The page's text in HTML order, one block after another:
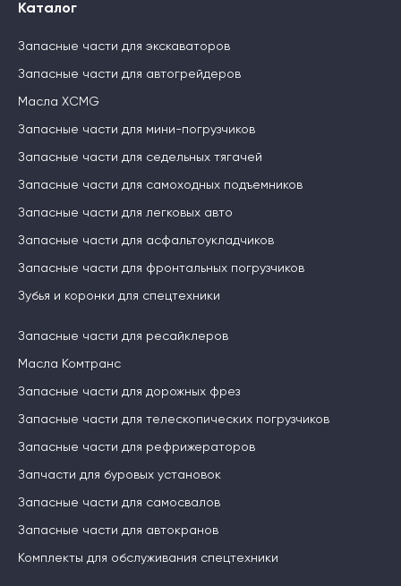
Каталог
Запасные части для экскаваторов
Запасные части для автогрейдеров
Масла XCMG
Запасные части для мини-погрузчиков
Запасные части для седельных тягачей
Запасные части для самоходных подъемников
Запасные части для легковых авто
Запасные части для асфальтоукладчиков
Запасные части для фронтальных погрузчиков
Зубья и коронки для спецтехники
Запасные части для ресайклеров
Масла Комтранс
Запасные части для дорожных фрез
Запасные части для телескопических погрузчиков
Запасные части для рефрижераторов
Запчасти для буровых установок
Запасные части для самосвалов
Запасные части для автокранов
Комплекты для обслуживания спецтехники